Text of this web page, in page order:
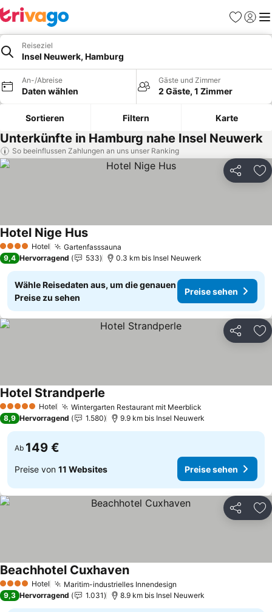
Favoriten
Reiseziel
Insel Neuwerk, Hamburg
An-/Abreise
Daten wählen
Gäste und Zimmer
2 Gäste, 1 Zimmer
Sortieren Filtern Karte
Unterkünfte in Hamburg nahe Insel Neuwerk
So beeinflussen Zahlungen an uns unser Ranking
Teilen
4 Sterne Hotel Gartenfasssauna
Hotel Nige HusPreise sehen
9,4 Hervorragend 533 0.3 km bis Insel Neuwerk
Wähle Reisedaten aus, um die genauen
Preise zu sehen
Preise sehen
Teilen
5 Sterne Hotel Wintergarten Restaurant mit Meerblick
Hotel Strandperle
8,9 Hervorragend 1.580 9.9 km bis Insel Neuwerk
Ab 149 €
Preise von 11 Websites Preise sehen
Teilen
4 Sterne Hotel Maritim-industrielles Innendesign
Beachhotel CuxhavenPreise sehen
9,3 Hervorragend 1.031 8.9 km bis Insel Neuwerk